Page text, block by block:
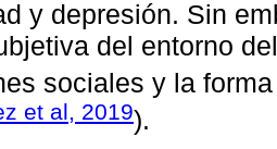
y depresión. Sin
del entorno
sociales y la
et al, 2019).